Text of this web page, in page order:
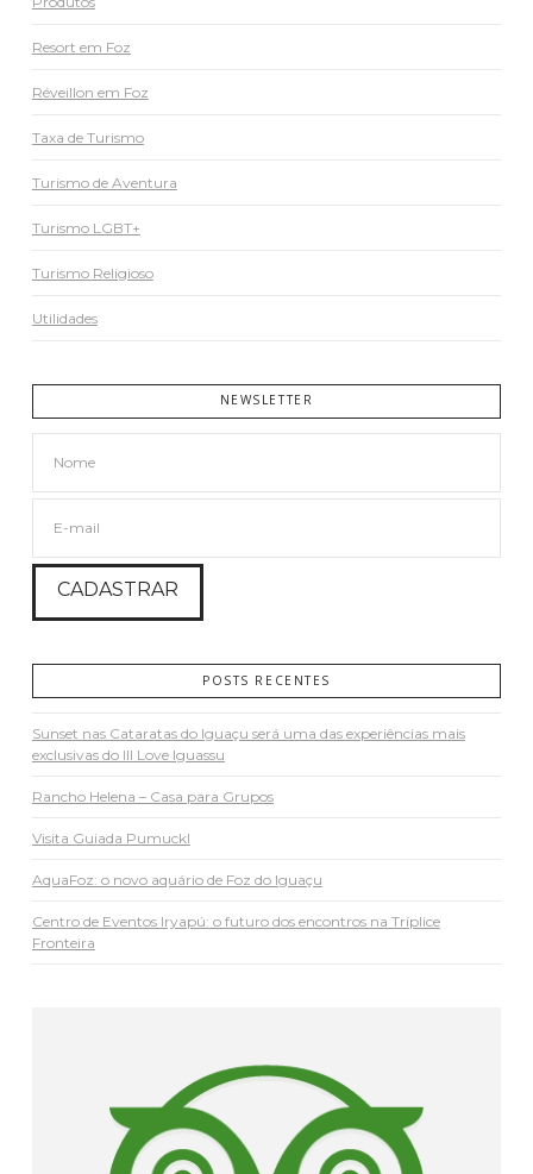
Resort em Foz
Réveillon em Foz
Taxa de Turismo
Turismo de Aventura
Turismo LGBT+
Turismo Religioso
Utilidades
NEWSLETTER
POSTS RECENTES
Sunset nas Cataratas do Iguaçu será uma das experiências mais
exclusivas do III Love Iguassu
Rancho Helena – Casa para Grupos
Visita Guiada Pumuckl
AquaFoz: o novo aquário de Foz do Iguaçu
Centro de Eventos Iryapú: o futuro dos encontros na Tríplice
Fronteira